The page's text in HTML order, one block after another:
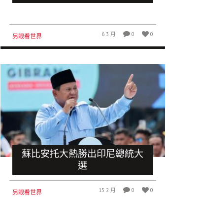
另眼看世界 6 3 月 0 0
蘇比安托大熱勝出印尼總統大
選
另眼看世界 15 2 月 0 0